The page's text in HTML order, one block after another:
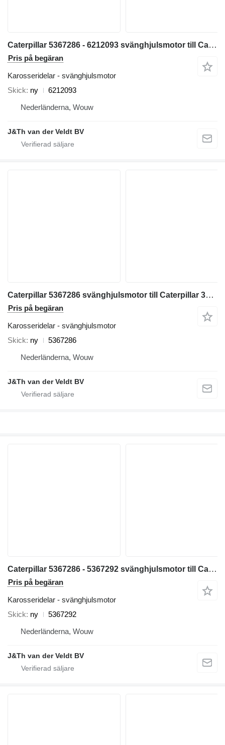
Caterpillar 5367286 - 6212093 svänghjulsmotor till Caterpillar 320 323 325 320GC 323GC 323GX 320D2FM grävmaskin
Pris på begäran
Karosseridelar - svänghjulsmotor
Skick ny
6212093
Nederländerna, Wouw
J&Th van der Veldt BV
Caterpillar 5367286 svänghjulsmotor till Caterpillar 320 323 325 320GC 323GC 323GX 320D2FM grävmaskin
Pris på begäran
Karosseridelar - svänghjulsmotor
Skick ny
5367286
Nederländerna, Wouw
J&Th van der Veldt BV
Caterpillar 5367286 - 5367292 svänghjulsmotor till Caterpillar 320 323 325 320GC 323GC 323GX 320D2FM grävmaskin
Pris på begäran
Karosseridelar - svänghjulsmotor
Skick ny
5367292
Nederländerna, Wouw
J&Th van der Veldt BV